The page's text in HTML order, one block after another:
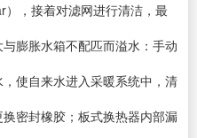
，接着对滤网进行清洁，最
膨胀水箱不配匹而溢水：手动
使自来水进入采暖系统中，清
密封橡胶；板式换热器内部漏